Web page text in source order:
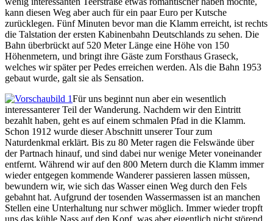
kann diesen Weg aber auch für ein paar Euro per Kutsche
zurücklegen. Fünf Minuten bevor man die Klamm erreicht, ist rechts
die Talstation der ersten Kabinenbahn Deutschlands zu sehen. Die
Bahn überbrückt auf 520 Meter Länge eine Höhe von 150
Höhenmetern, und bringt ihre Gäste zum Forsthaus Graseck,
welches wir später per Pedes erreichen werden. Als die Bahn 1953
gebaut wurde, galt sie als Sensation.
Für uns beginnt nun aber ein wesentlich
interessanterer Teil der Wanderung. Nachdem wir den Eintritt
bezahlt haben, geht es auf einem schmalen Pfad in die Klamm.
Schon 1912 wurde dieser Abschnitt unserer Tour zum
Naturdenkmal erklärt. Bis zu 80 Meter ragen die Felswände über
der Partnach hinauf, und sind dabei nur wenige Meter voneinander
entfernt. Während wir auf den 800 Metern durch die Klamm immer
wieder entgegen kommende Wanderer passieren lassen müssen,
bewundern wir, wie sich das Wasser einen Weg durch den Fels
gebahnt hat. Aufgrund der tosenden Wassermassen ist an manchen
Stellen eine Unterhaltung nur schwer möglich. Immer wieder tropft